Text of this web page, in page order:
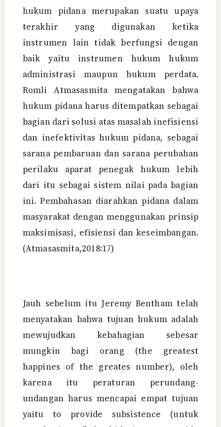
hukum pidana merupakan suatu upaya
terakhir yang digunakan ketika
instrumen lain tidak berfungsi dengan
baik yaitu instrumen hukum hukum
administrasi maupun hukum perdata.
Romli Atmasasmita mengatakan bahwa
hukum pidana harus ditempatkan sebagai
bagian dari solusi atas masalah inefisiensi
dan inefektivitas hukum pidana, sebagai
sarana pembaruan dan sarana perubahan
perilaku aparat penegak hukum lebih
dari itu sebagai sistem nilai pada bagian
ini. Pembahasan diarahkan pidana dalam
masyarakat dengan menggunakan prinsip
maksimisasi, efisiensi dan keseimbangan.
(Atmasasmita,2018:17)
Jauh sebelum itu Jeremy Bentham telah
menyatakan bahwa tujuan hukum adalah
mewujudkan kebahagian sebesar
mungkin bagi orang (the greatest
happines of the greates number), oleh
karena itu peraturan perundang-
undangan harus mencapai empat tujuan
yaitu to provide subsistence (untuk